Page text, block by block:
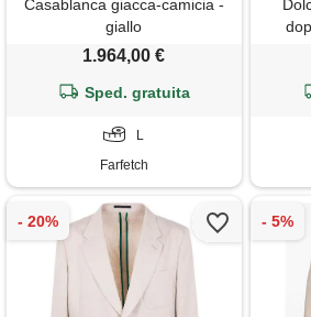
Casablanca giacca-camicia -
giallo
1.964,00 €
Sped. gratuita
L
Farfetch